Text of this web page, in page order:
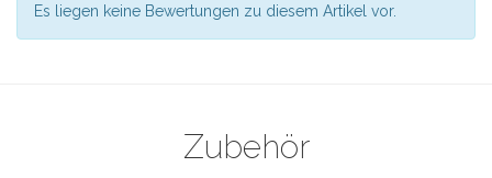
Es liegen keine Bewertungen zu diesem Artikel vor.
Zubehör